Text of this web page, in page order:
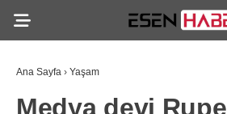
Ana Sayfa › Yaşam
Medya devi